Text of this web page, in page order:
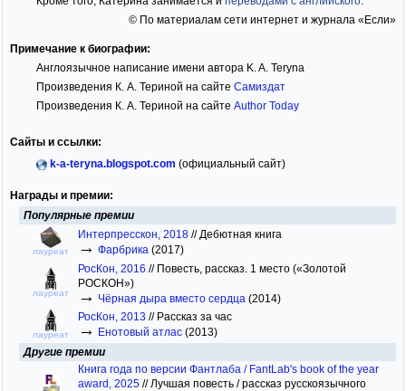
© По материалам сети интернет и журнала «Если»
Примечание к биографии:
Англоязычное написание имени автора K. A. Teryna
Произведения К. А. Териной на сайте Самиздат
Произведения К. А. Териной на сайте Author Today
Сайты и ссылки:
k-a-teryna.blogspot.com (официальный сайт)
Награды и премии:
Популярные премии
лауреат
Интерпресскон, 2018 //Дебютная книга
→ Фарбрика (2017)
лауреат
РосКон, 2016 // Повесть, рассказ. 1 место («Золотой
РОСКОН»)
→ Чёрная дыра вместо сердца (2014)
лауреат
РосКон, 2013 // Рассказ за час
→ Енотовый атлас (2013)
Другие премии
Книга года по версии Фантлаба / FantLab's book of the year
award, 2025 //Лучшая повесть / рассказ русскоязычного